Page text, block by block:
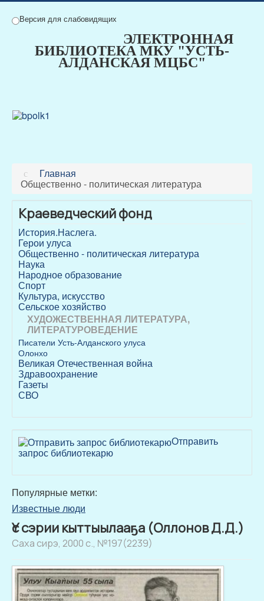
Версия для слабовидящих
ЭЛЕКТРОННАЯ
БИБЛИОТЕКА МКУ "УСТЬ-
АЛДАНСКАЯ МЦБС"
Главная
Общественно - политическая литература
Краеведческий фонд
История.Наслега.
Герои улуса
Общественно - политическая литература
Наука
Народное образование
Спорт
Культура, искусство
Сельское хозяйство
ХУДОЖЕСТВЕННАЯ ЛИТЕРАТУРА,
ЛИТЕРАТУРОВЕДЕНИЕ
Писатели Усть-Алданского улуса
Олонхо
Великая Отечественная война
Здравоохранение
Газеты
СВО
Отправить
запрос библиотекарю
Популярные метки:
Известные люди
Үс сэрии кыттыылааҕа (Оллонов Д.Д.)
Саха сирэ, 2000 с., №197(2239)